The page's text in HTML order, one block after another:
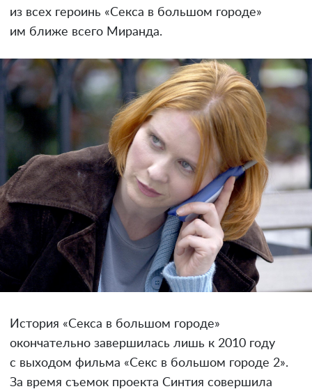
из всех героинь «Секса в большом городе»
им ближе всего Миранда.
История «Секса в большом городе»
окончательно завершилась лишь к 2010 году
с выходом фильма «Секс в большом городе 2».
За время съемок проекта Синтия совершила